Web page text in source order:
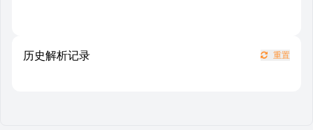
历史解析记录 重置